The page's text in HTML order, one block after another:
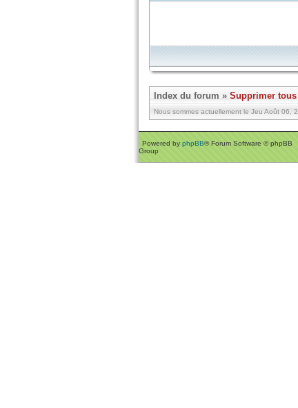
Index du forum » Supprimer
Nous sommes actuellement le Jeu Août 06,
Powered by phpBB® Forum Software © phpBB
Group